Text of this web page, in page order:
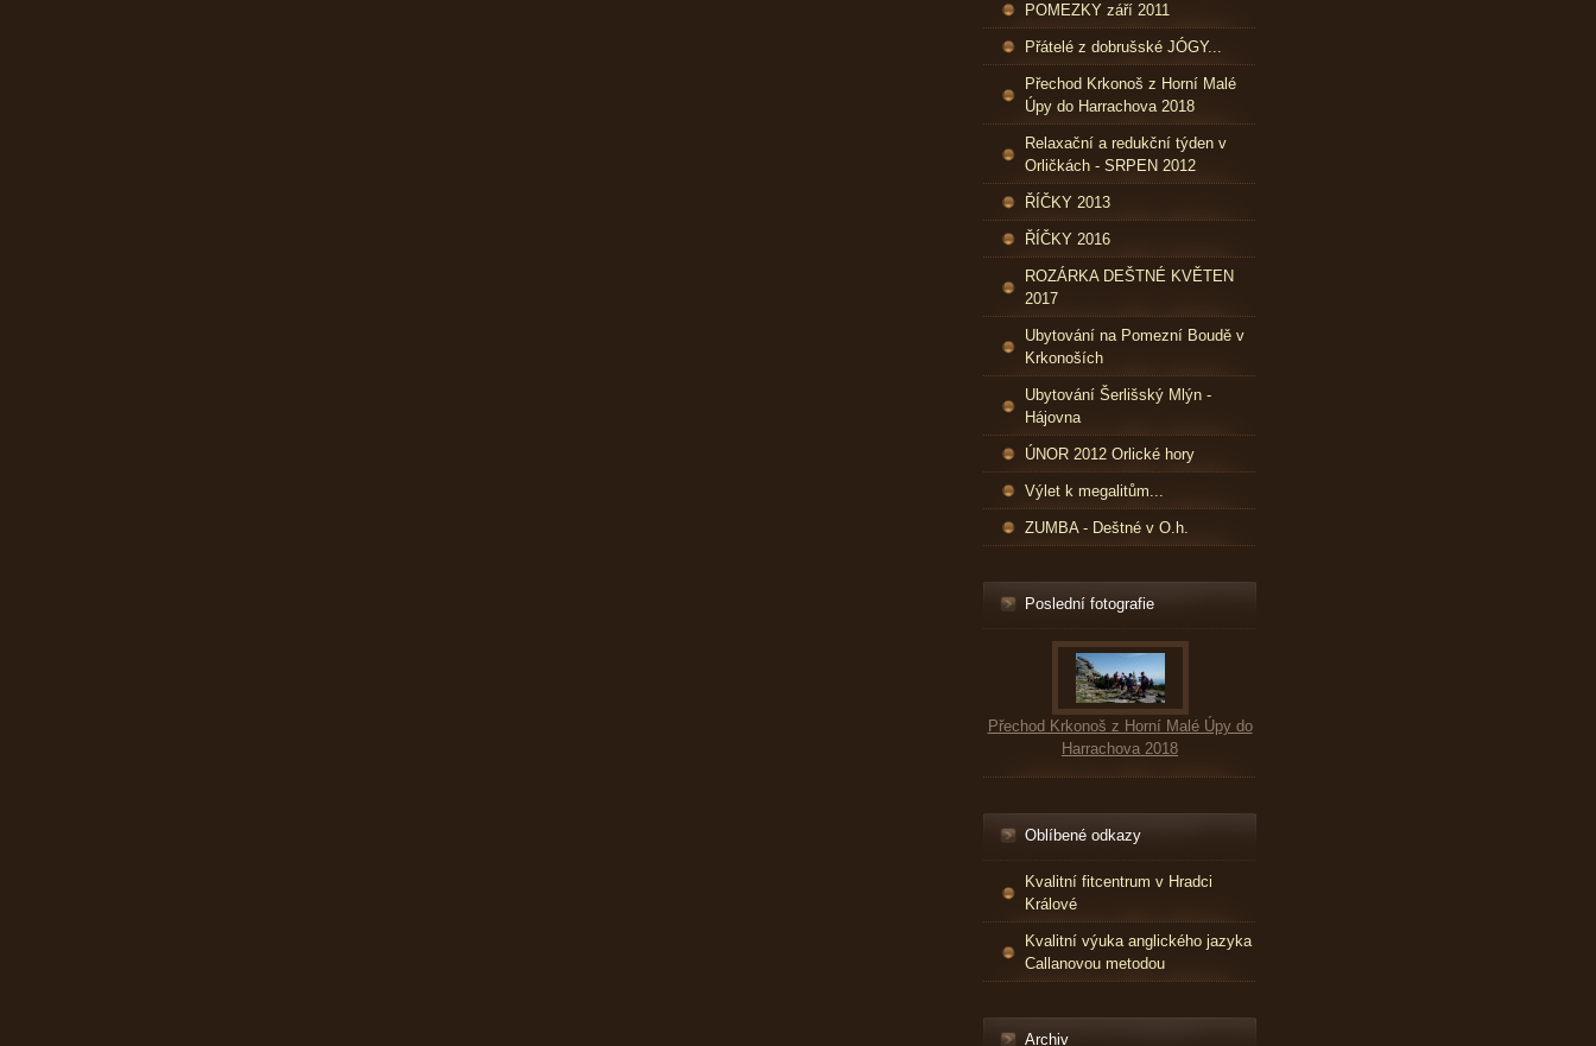
POMEZKY září 2011
Přátelé z dobrušské JÓGY...
Přechod Krkonoš z Horní Malé
Úpy do Harrachova 2018
Relaxační a redukční týden v
Orličkách - SRPEN 2012
ŘÍČKY 2013
ŘÍČKY 2016
ROZÁRKA DEŠTNÉ KVĚTEN
2017
Ubytování na Pomezní Boudě v
Krkonoších
Ubytování Šerlišský Mlýn -
Hájovna
ÚNOR 2012 Orlické hory
Výlet k megalitům...
ZUMBA - Deštné v O.h.
Poslední fotografie
Přechod Krkonoš z Horní Malé Úpy do
Harrachova 2018
Oblíbené odkazy
Kvalitní fitcentrum v Hradci
Králové
Kvalitní výuka anglického jazyka
Callanovou metodou
Archiv